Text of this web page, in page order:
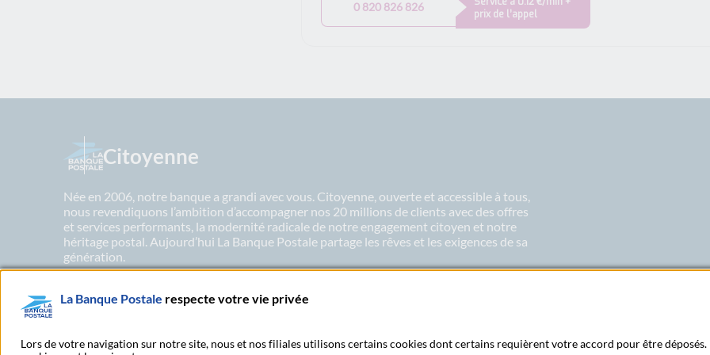
0 820 826 826
prix de l’appel
Citoyenne
Née en 2006, notre banque a grandi avec vous. Citoyenne, ouverte et accessible à tous,
nous revendiquons l’ambition d’accompagner nos 20 millions de clients avec des offres
et services performants, la modernité radicale de notre engagement citoyen et notre
héritage postal. Aujourd’hui La Banque Postale partage les rêves et les exigences de sa
génération.
En savoir plus sur nos engagements
La Banque Postale respecte votre vie privée
Lors de votre navigation sur notre site, nous et nos filiales utilisons certains cookies dont certains requièrent votre accord pour être déposés.